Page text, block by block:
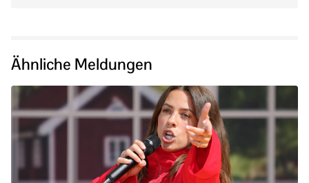
Ähnliche Meldungen